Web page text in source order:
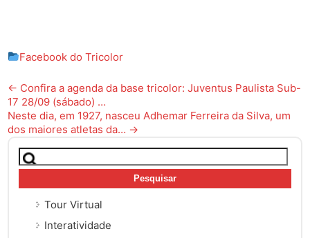
Facebook do Tricolor
Post
navigation
← Confira a agenda da base tricolor: Juventus Paulista Sub-
17 28/09 (sábado) …
Neste dia, em 1927, nasceu Adhemar Ferreira da Silva, um
dos maiores atletas da… →
Pesquisar
por:
Tour Virtual
Interatividade